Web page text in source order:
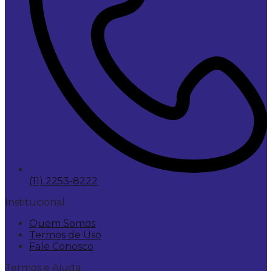
(11) 2253-8222
Institucional
Quem Somos
Termos de Uso
Fale Conosco
Termos e Ajuda